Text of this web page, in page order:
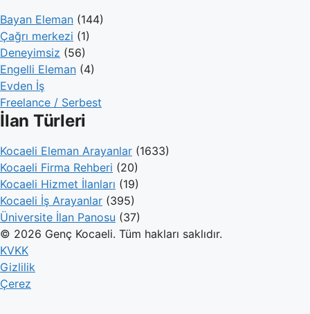
Bayan Eleman (144)
Çağrı merkezi (1)
Deneyimsiz (56)
Engelli Eleman (4)
Evden İş
Freelance / Serbest
İlan Türleri
Kocaeli Eleman Arayanlar (1633)
Kocaeli Firma Rehberi (20)
Kocaeli Hizmet İlanları (19)
Kocaeli İş Arayanlar (395)
Üniversite İlan Panosu (37)
© 2026 Genç Kocaeli. Tüm hakları saklıdır.
KVKK
Gizlilik
Çerez